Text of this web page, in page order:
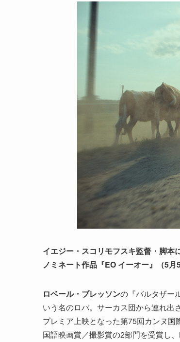
イエジー・スコリモフスキ監督・脚
ノミネート作品『EO イーオー』（5
ロベール・ブレッソンの『バルタザー
いう名のロバ。サーカス団から連れ出
プレミア上映となった第75回カンヌ
国語映画賞／撮影賞の2部門を受賞し